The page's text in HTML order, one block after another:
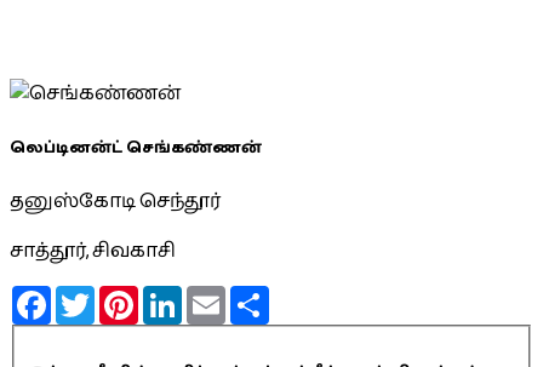
லெப்டினன்ட் செங்கண்ணன்
தனுஸ்கோடி செந்தூர்
சாத்தூர், சிவகாசி
FacebookTwitterPinterestLinkedInEmail